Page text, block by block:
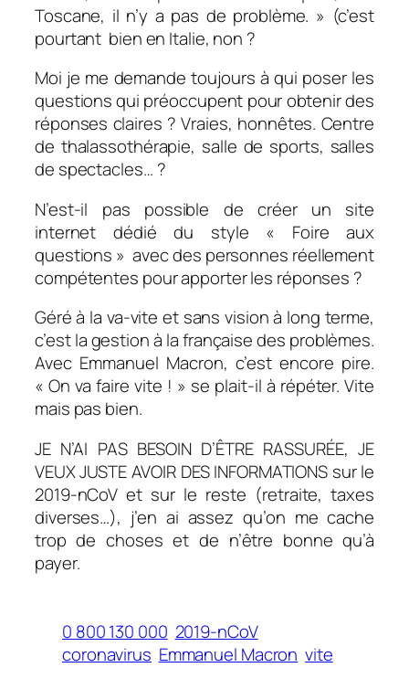
Toscane, il n’y a pas de problème. » (c’est
pourtant bien en Italie, non ?
Moi je me demande toujours à qui poser les
questions qui préoccupent pour obtenir des
réponses claires ? Vraies, honnêtes. Centre
de thalassothérapie, salle de sports, salles
de spectacles… ?
N’est-il pas possible de créer un site
internet dédié du style « Foire aux
questions » avec des personnes réellement
compétentes pour apporter les réponses ?
Géré à la va-vite et sans vision à long terme,
c’est la gestion à la française des problèmes.
Avec Emmanuel Macron, c’est encore pire.
« On va faire vite ! » se plait-il à répéter. Vite
mais pas bien.
JE N’AI PAS BESOIN D’ÊTRE RASSURÉE, JE
VEUX JUSTE AVOIR DES INFORMATIONS sur le
2019-nCoV et sur le reste (retraite, taxes
diverses…), j’en ai assez qu’on me cache
trop de choses et de n’être bonne qu’à
payer.
0 800 130 000 2019-nCoV
coronavirus Emmanuel Macron vite